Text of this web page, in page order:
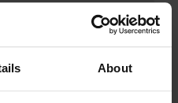
About
z myślą o
Range -
takich jak